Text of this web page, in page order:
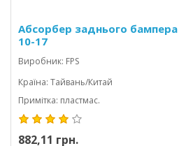
Абсорбер заднього бампера
10-17
Виробник: FPS
Країна: Тайвань/Китай
Примітка: пластмас.
882,11 грн.